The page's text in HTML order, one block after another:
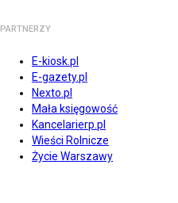
PARTNERZY
E-kiosk.pl
E-gazety.pl
Nexto.pl
Mała księgowość
Kancelarierp.pl
Wieści Rolnicze
Życie Warszawy